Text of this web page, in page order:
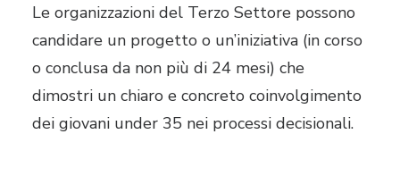
Le organizzazioni del Terzo Settore possono
candidare un progetto o un’iniziativa (in corso
o conclusa da non più di 24 mesi) che
dimostri un chiaro e concreto coinvolgimento
dei giovani under 35 nei processi decisionali.